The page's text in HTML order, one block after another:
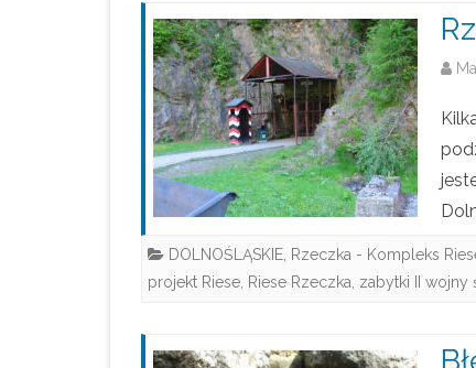
DOLNOŚLĄSKIE Rzeczka - Kompleks
projekt Riese Riese Rzeczka zabytki II wojny